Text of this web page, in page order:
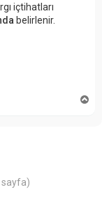
içtihatları
belirlenir.
sayfa)